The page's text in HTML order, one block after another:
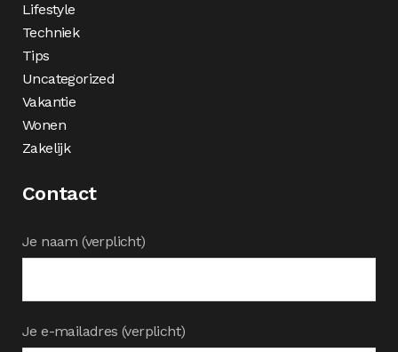
Lifestyle
Techniek
Tips
Uncategorized
Vakantie
Wonen
Zakelijk
Contact
Je naam (verplicht)
Je e-mailadres (verplicht)